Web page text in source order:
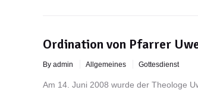
Ordination von Pfarrer
By admin Allgemeines Gottesdienst
Am 14. Juni 2008 wurde der Theologe